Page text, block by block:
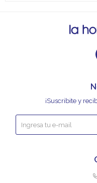
¡Suscribite y